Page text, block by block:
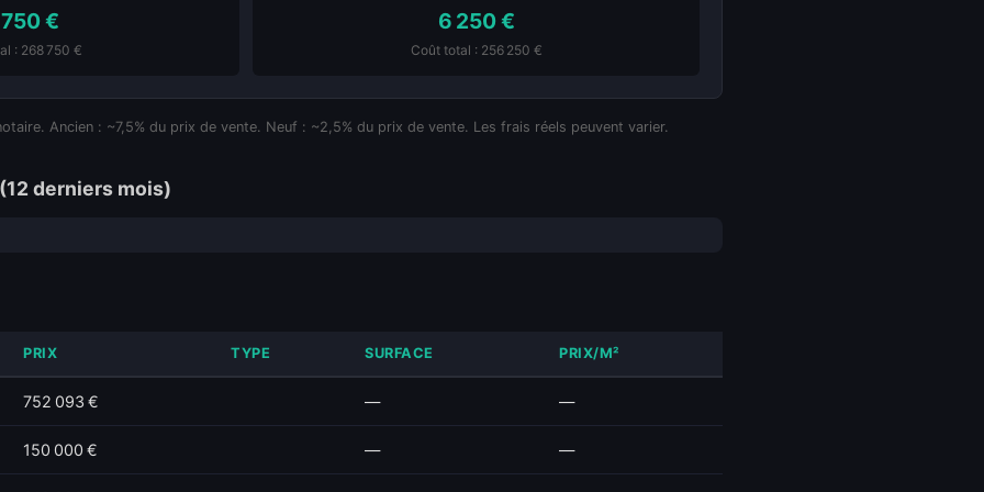
€
: 268 750 €
6 250 €
Coût total : 256 250 €
Ancien : ~7,5% du prix de vente. Neuf : ~2,5% du prix de vente. Les frais réels peuvent varier.
derniers mois)
PRIX TYPE SURFACE PRIX/M²
752 093 € — —
150 000 € — —